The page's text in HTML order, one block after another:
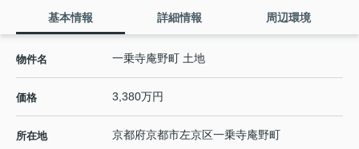
基本情報 詳細情報 周辺環境
物件名 一乗寺庵野町 土地
価格 3,380万円
所在地 京都府京都市左京区一乗寺庵野町